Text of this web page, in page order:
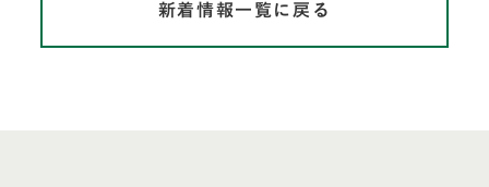
新着情報一覧に戻る